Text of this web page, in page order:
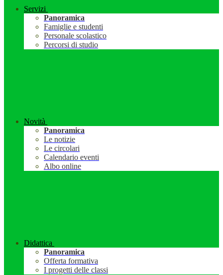
Servizi
Panoramica
Famiglie e studenti
Personale scolastico
Percorsi di studio
Novità
Panoramica
Le notizie
Le circolari
Calendario eventi
Albo online
Didattica
Panoramica
Offerta formativa
I progetti delle classi